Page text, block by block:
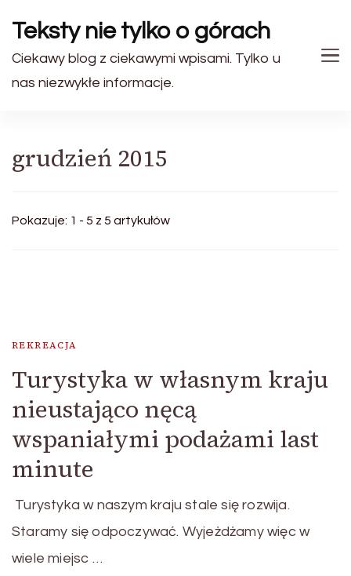
Teksty nie tylko o górach
Ciekawy blog z ciekawymi wpisami. Tylko u
nas niezwykłe informacje.
grudzień 2015
Pokazuje: 1 - 5 z 5 artykułów
REKREACJA
Turystyka w własnym kraju
nieustająco nęcą
wspaniałymi podażami last
minute
Turystyka w naszym kraju stale się rozwija.
Staramy się odpoczywać. Wyjeżdżamy więc w
wiele miejsc …